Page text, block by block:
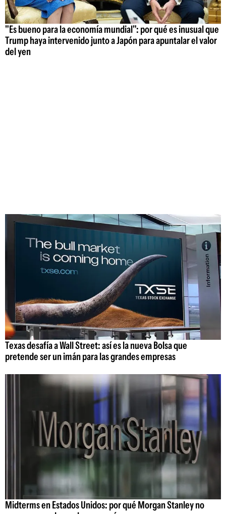
"Es bueno para la economía mundial": por qué es inusual que
Trump haya intervenido junto a Japón para apuntalar el valor
del yen
Texas desafía a Wall Street: así es la nueva Bolsa que
pretende ser un imán para las grandes empresas
Midterms en Estados Unidos: por qué Morgan Stanley no